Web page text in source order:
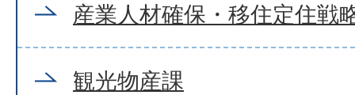
産業人材確保・移住定住戦
観光物産課